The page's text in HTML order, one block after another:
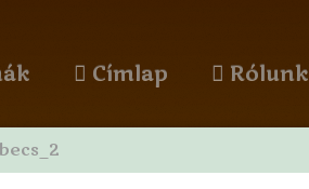
Címlap Rólunk
becs_2